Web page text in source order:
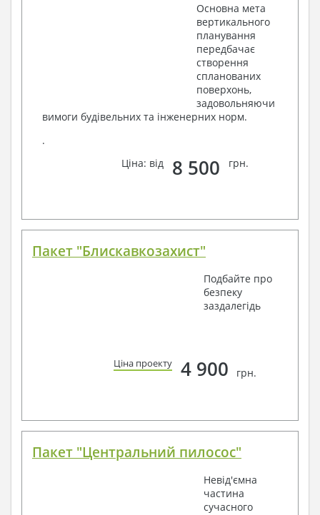
Основна мета
вертикального
планування
передбачає
створення
спланованих
поверхонь,
задовольняючи
вимоги будівельних та інженерних норм.
.
Ціна: від
8 500 грн.
Пакет "Блискавкозахист"
Подбайте про
безпеку
заздалегідь
Ціна проекту 4 900 грн.
Пакет "Центральний пилосос"
Невід'ємна
частина
сучасного